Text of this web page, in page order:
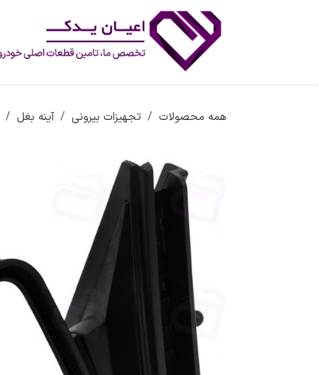
صرف نظر و مشاهده محتوا
همه محصولات تجهیزات بیرونی آینه بغل